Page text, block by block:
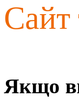
Сайт
Якщо